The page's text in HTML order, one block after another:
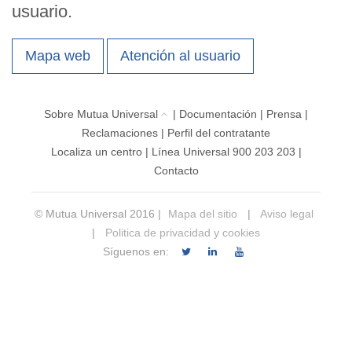
usuario.
Mapa web Atención al usuario
Sobre Mutua Universal | Documentación | Prensa |
Reclamaciones | Perfil del contratante
Localiza un centro| Línea Universal 900 203 203 |
Contacto
© Mutua Universal 2016 | Mapa del sitio |
Aviso legal
|
Politica de privacidad y cookies
Síguenos en: